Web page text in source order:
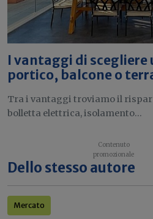
I vantaggi di
portico, balcone o
Tra i vantaggi troviamo il
bolletta elettrica, isolamento...
Dello stesso autore
Mercato